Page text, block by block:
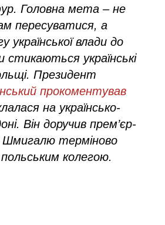
Головна мета – не
пересуватися, а
української влади до
стикаються українські
Президент
прокоментував
на українсько-
Він доручив прем’єр-
Шмигалю терміново
колегою.